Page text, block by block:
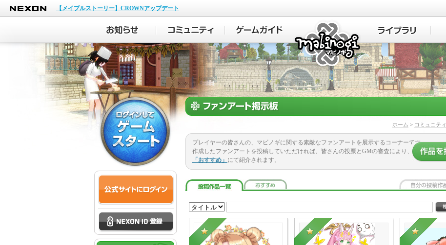
NEXON
【メイプルストーリー】CROWNアップデート
マビノギ
ホーム > コミュニティ
プレイヤーの皆さんの、マビノギに関する素敵なファンアートを展示するコーナーです。
作成したファンアートを投稿していただければ、皆さんの投票とGMの審査により、
「おすすめ」 にて紹介されます。